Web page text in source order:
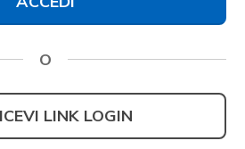
O
LINK LOGIN